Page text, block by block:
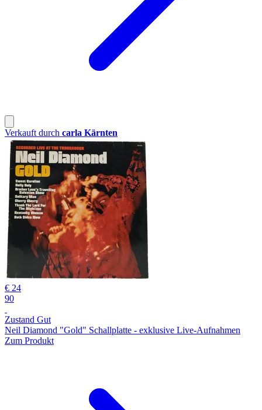
Verkauft durch carla Kärnten
€ 24
90
Zustand Gut
Neil Diamond "Gold" Schallplatte - exklusive Live-Aufnahmen
Zum Produkt